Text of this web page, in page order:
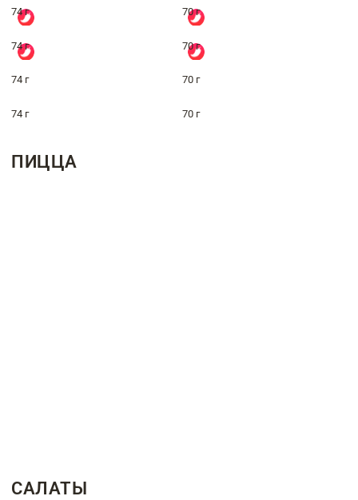
74 г 70 г
74 г 70 г
74 г 70 г
74 г 70 г
ПИЦЦА
САЛАТЫ